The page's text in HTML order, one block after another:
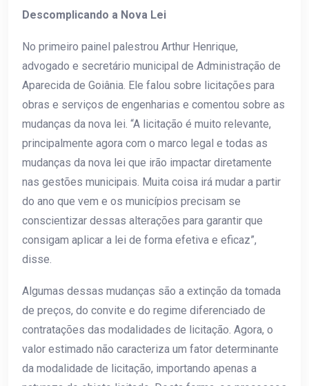
Descomplicando a Nova Lei
No primeiro painel palestrou Arthur Henrique,
advogado e secretário municipal de Administração de
Aparecida de Goiânia. Ele falou sobre licitações para
obras e serviços de engenharias e comentou sobre as
mudanças da nova lei. “A licitação é muito relevante,
principalmente agora com o marco legal e todas as
mudanças da nova lei que irão impactar diretamente
nas gestões municipais. Muita coisa irá mudar a partir
do ano que vem e os municípios precisam se
conscientizar dessas alterações para garantir que
consigam aplicar a lei de forma efetiva e eficaz”,
disse.
Algumas dessas mudanças são a extinção da tomada
de preços, do convite e do regime diferenciado de
contratações das modalidades de licitação. Agora, o
valor estimado não caracteriza um fator determinante
da modalidade de licitação, importando apenas a